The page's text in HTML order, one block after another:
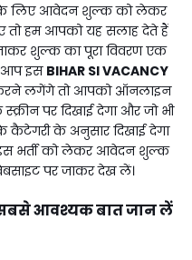
लिए आवेदन शुल्क को लेकर
तो हम आपको यह सलाह देते हैं
शुल्क का पूरा विवरण एक
आप इस BIHAR SI VACANCY
लगेंगे तो आपको ऑनलाइन
पर दिखाई देगा और जो भी
कैटेगरी के अनुसार दिखाई देगा
भर्ती को लेकर आवेदन शुल्क
पर जाकर देख लें।
आवश्यक बात जान लें